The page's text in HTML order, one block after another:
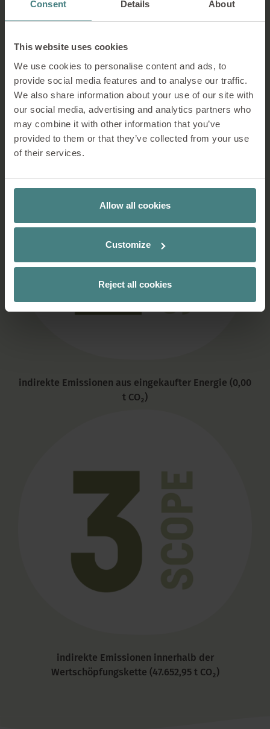
Consent Details About
This website uses cookies
We use cookies to personalise content and ads, to
provide social media features and to analyse our traffic.
We also share information about your use of our site with
our social media, advertising and analytics partners who
may combine it with other information that you’ve
provided to them or that they’ve collected from your use
of their services.
Allow all cookies
Customize
Reject all cookies
direkte Emissionen (2.678,75 t CO₂)
indirekte Emissionen aus eingekaufter Energie (0,00
t CO₂)
indirekte Emissionen innerhalb der
Wertschöpfungskette (47.652,95 t CO₂)